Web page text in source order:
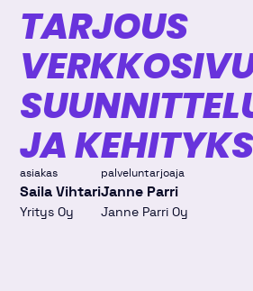
TARJOUS
JA
asiakas
Saila Vihtari
Yritys Oy
palveluntarjoaja
Janne Parri
Janne Parri Oy